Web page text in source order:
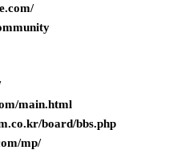
main.html
board/bbs.php
mp/